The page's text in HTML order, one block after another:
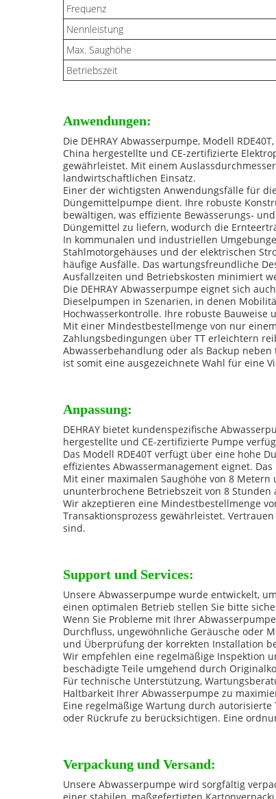
Frequenz
Nennleistung
Max. Saughöhe
Betriebszeit
Anwendungen:
Die DEHRAY Abwasserpumpe, Modell
China hergestellte und CE-zertifizierte
gewährleistet. Mit einem
landwirtschaftlichen Einsatz.
Einer der wichtigsten Anwendungsfälle für
Düngemittelpumpe dient. Ihre robuste
bewältigen, was effiziente Bewässerungs-
Düngemittel zu liefern, wodurch die
In kommunalen und industriellen
Stahlmotorgehäuses und der elektrischen
häufige Ausfälle. Das wartungsfreundliche
Ausfallzeiten und Betriebskosten minimiert
Die DEHRAY Abwasserpumpe eignet sich
Dieselpumpen in Szenarien, in denen
Hochwasserkontrolle. Ihre robuste
Mit einer Mindestbestellmenge von nur
Zahlungsbedingungen über TT erleichtern
Abwasserbehandlung oder als Backup
ist somit eine ausgezeichnete Wahl für eine
Anpassung:
DEHRAY bietet kundenspezifische
hergestellte und CE-zertifizierte Pumpe
Das Modell RDE40T verfügt über eine hohe
effizientes Abwassermanagement eignet.
Mit einer maximalen Saughöhe von 8
ununterbrochene Betriebszeit von 8
Wir akzeptieren eine Mindestbestellmenge
Transaktionsprozess gewährleistet.
sind.
Support und Services:
Unsere Abwasserpumpe wurde entwickelt,
einen optimalen Betrieb stellen Sie bitte
Wenn Sie Probleme mit Ihrer
Durchfluss, ungewöhnliche Geräusche oder
und Überprüfung der korrekten Installation
Wir empfehlen eine regelmäßige Inspektion
beschädigte Teile umgehend durch
Für technische Unterstützung,
Haltbarkeit Ihrer Abwasserpumpe zu
Eine regelmäßige Wartung durch
oder Rückrufe zu berücksichtigen. Eine
Verpackung und Versand:
Unsere Abwasserpumpe wird sorgfältig